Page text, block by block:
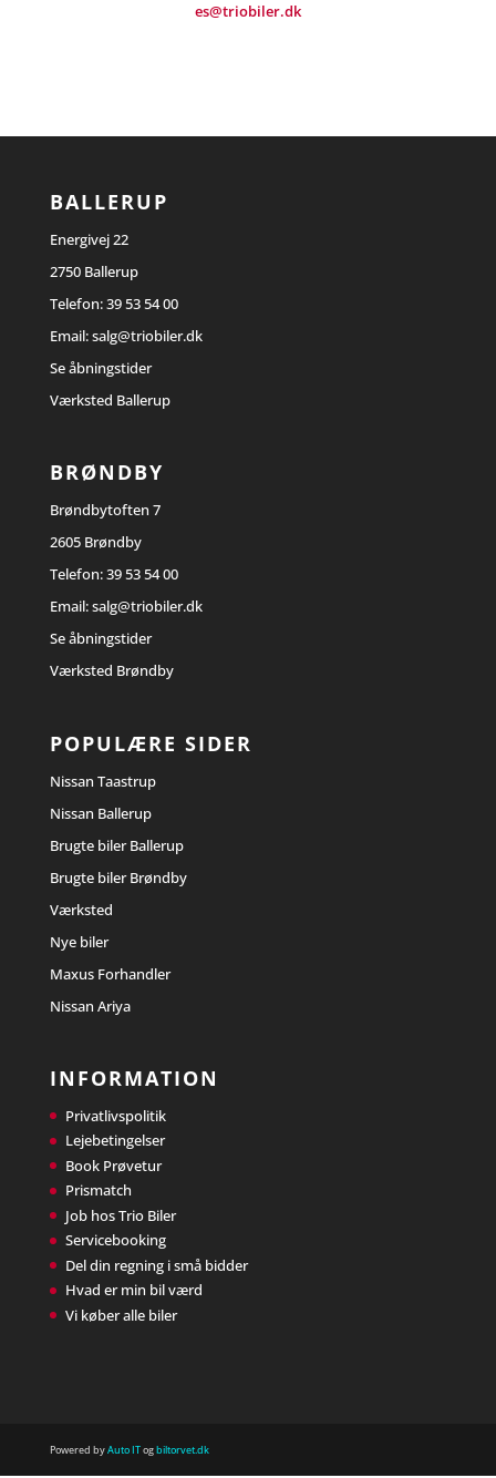
es@triobiler.dk
BALLERUP
Energivej 22
2750 Ballerup
Telefon:39 53 54 00
Email:salg@triobiler.dk
Se åbningstider
Værksted Ballerup
BRØNDBY
Brøndbytoften 7
2605 Brøndby
Telefon:39 53 54 00
Email:salg@triobiler.dk
Se åbningstider
Værksted Brøndby
POPULÆRE SIDER
Nissan Taastrup
Nissan Ballerup
Brugte biler Ballerup
Brugte biler Brøndby
Værksted
Nye biler
Maxus Forhandler
Nissan Ariya
INFORMATION
Privatlivspolitik
Lejebetingelser
Book Prøvetur
Prismatch
Job hos Trio Biler
Servicebooking
Del din regning i små bidder
Hvad er min bil værd
Vi køber alle biler
Powered byAuto ITogbiltorvet.dk